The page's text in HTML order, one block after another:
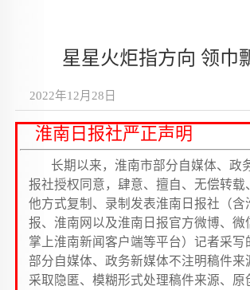
星星火炬指方向 领巾
2022年12月28日
淮南日报社严正声明
长期以来，淮南市部分自媒体、政
报社授权同意，肆意、擅自、无偿转载
他方式复制、录制发表淮南日报社（含
报、淮南网以及淮南日报官方微博、微
掌上淮南新闻客户端等平台）记者采
部分自媒体、政务新媒体不注明稿件来
采取隐匿、模糊形式处理稿件来源、